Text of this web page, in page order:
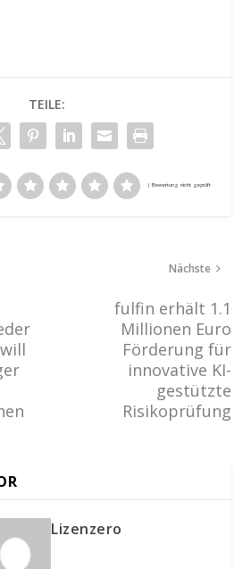
TEILE:
Nächste
fulfin erhält 1.1
Millionen Euro
Förderung für
innovative KI-
gestützte
Risikoprüfung
Lizenzero